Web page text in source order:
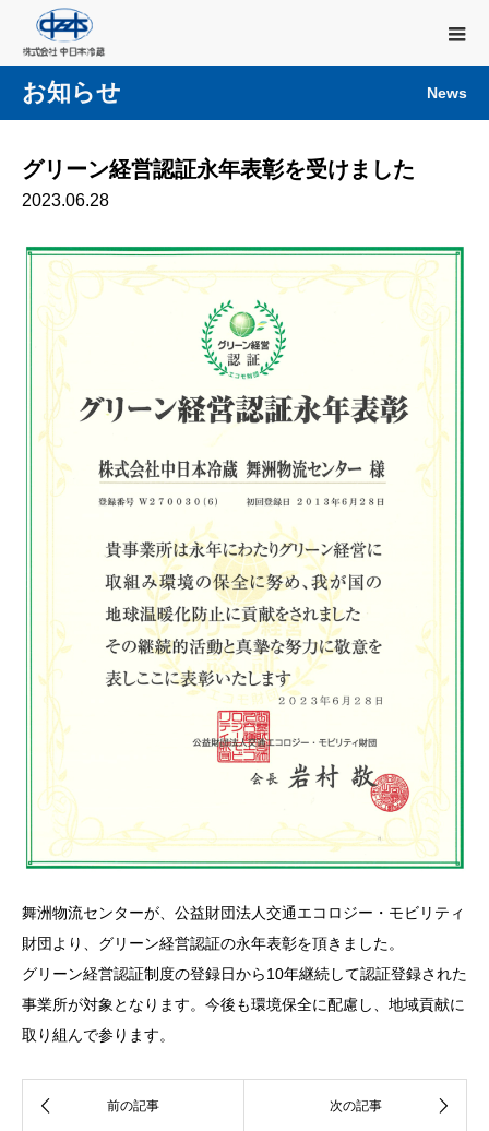
お知らせ News
グリーン経営認証永年表彰を受けました
2023.06.28
舞洲物流センターが、公益財団法人交通エコロジー・モビリティ
財団より、グリーン経営認証の永年表彰を頂きました。
グリーン経営認証制度の登録日から10年継続して認証登録された
事業所が対象となります。今後も環境保全に配慮し、地域貢献に
取り組んで参ります。